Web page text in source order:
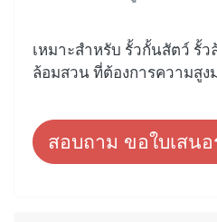
เหมาะสำหรับ รั้วกั้นสัตว์ รั้
ล้อมสวน ที่ต้องการความสูง
สอบถาม ขอใบเสนอ